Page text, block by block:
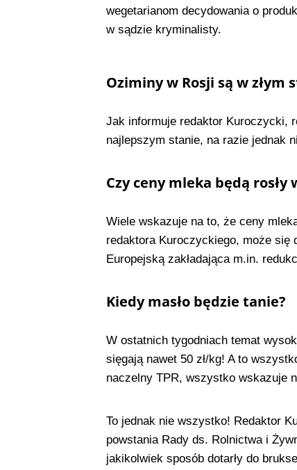
wegetarianom decydowania o
w sądzie kryminalisty.
Oziminy w Rosji są w złym
Jak informuje redaktor Kuroczycki,
najlepszym stanie, na razie jednak
Czy ceny mleka będą rosły
Wiele wskazuje na to, że ceny
redaktora Kuroczyckiego, może się
Europejską zakładająca m.in.
Kiedy masło będzie tanie?
W ostatnich tygodniach temat
sięgają nawet 50 zł/kg! A to
naczelny TPR, wszystko wskazuje
To jednak nie wszystko! Redaktor
powstania Rady ds. Rolnictwa i
jakikolwiek sposób dotarły do